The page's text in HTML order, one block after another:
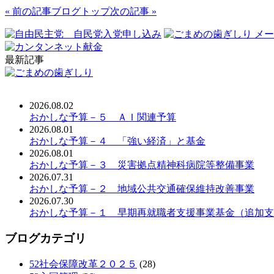
« 前の記事ブログトップ次の記事 »
最新記事
2026.08.02
おかしな予算－５ ＡＩ関連予算
2026.08.01
おかしな予算－４ 「強い経済」と基金
2026.08.01
おかしな予算－３ 災害拠点精神科病院等整備事業
2026.07.31
おかしな予算－２ 地域公共交通確保維持改善事業
2026.07.30
おかしな予算－１ 早期再就職者支援事業基金（追加
ブログカテゴリ
52社会保障改革２０２５ (28)